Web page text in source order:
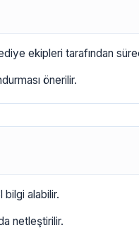
ekipleri tarafından
önerilir.
alabilir.
netleştirilir.